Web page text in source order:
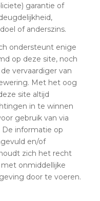
garantie of
of anderszins.
ondersteunt enige
op deze site, noch
vervaardiger van
Met het oog
site altijd
in te winnen
gebruik van via
informatie op
en/of
zich het recht
onmiddellijke
door te voeren.